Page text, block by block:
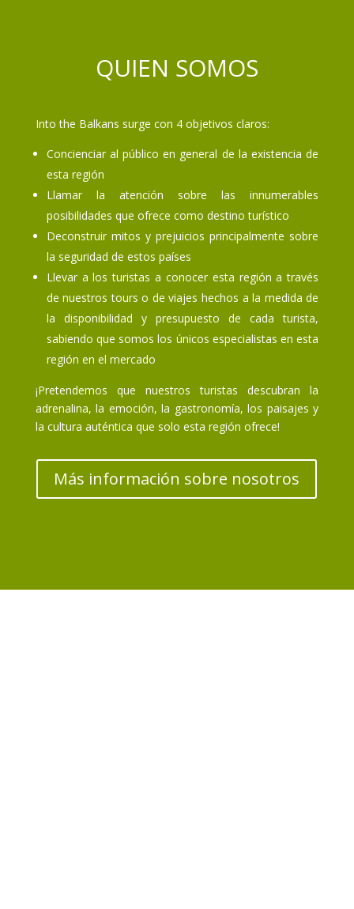
QUIEN SOMOS
Into the Balkans surge con 4 objetivos claros:
Concienciar al público en general de la existencia de
esta región
Llamar la atención sobre las innumerables
posibilidades que ofrece como destino turístico
Deconstruir mitos y prejuicios principalmente sobre
la seguridad de estos países
Llevar a los turistas a conocer esta región a través
de nuestros tours o de viajes hechos a la medida de
la disponibilidad y presupuesto de cada turista,
sabiendo que somos los únicos especialistas en esta
región en el mercado
¡Pretendemos que nuestros turistas descubran la
adrenalina, la emoción, la gastronomía, los paisajes y
la cultura auténtica que solo esta región ofrece!
Más información sobre nosotros